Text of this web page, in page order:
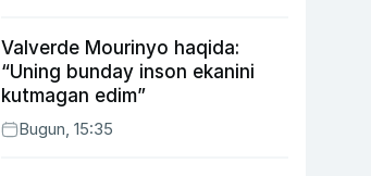
Valverde Mourinyo haqida:
“Uning bunday inson ekanini
kutmagan edim”
Bugun, 15:35